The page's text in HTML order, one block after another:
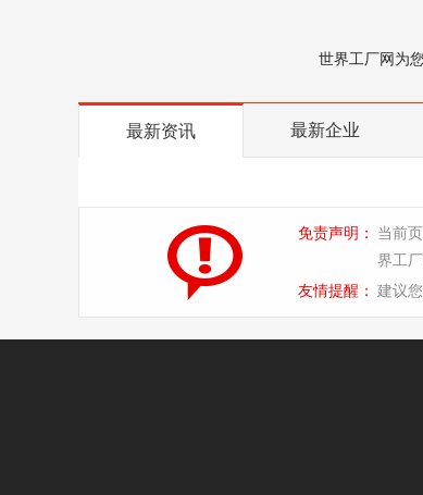
世界工厂网为
最新资讯 最新企业
免责声明：
当前
界工
友情提醒： 建议